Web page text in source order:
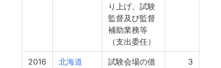
り上げ、試験
監督及び監督
補助業務等
（支出委任）
2016 北海道
試験会場の借
3